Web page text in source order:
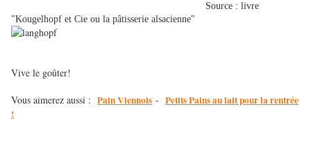
Source : livre
"Kougelhopf et Cie ou la pâtisserie alsacienne"
Vive le goûter!
Vous aimerez aussi : Pain Viennois - Petits Pains au lait pour la rentrée
!